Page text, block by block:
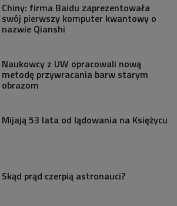
Chiny: firma Baidu zaprezentowała
swój pierwszy komputer kwantowy o
nazwie Qianshi
Naukowcy z UW opracowali nową
metodę przywracania barw starym
obrazom
Mijają 53 lata od lądowania na Księżycu
Skąd prąd czerpią astronauci?